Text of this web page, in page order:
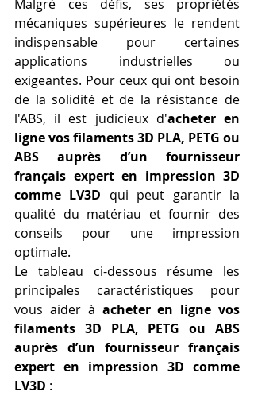
Malgré ces défis, ses propriétés
mécaniques supérieures le rendent
indispensable pour certaines
applications industrielles ou
exigeantes. Pour ceux qui ont besoin
de la solidité et de la résistance de
l'ABS, il est judicieux d'acheter en
ligne vos filaments 3D PLA, PETG ou
ABS auprès d’un fournisseur
français expert en impression 3D
comme LV3D qui peut garantir la
qualité du matériau et fournir des
conseils pour une impression
optimale.
Le tableau ci-dessous résume les
principales caractéristiques pour
vous aider à acheter en ligne vos
filaments 3D PLA, PETG ou ABS
auprès d’un fournisseur français
expert en impression 3D comme
LV3D :